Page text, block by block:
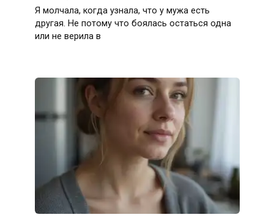
Я молчала, когда узнала, что у мужа есть
другая. Не потому что боялась остаться одна
или не верила в